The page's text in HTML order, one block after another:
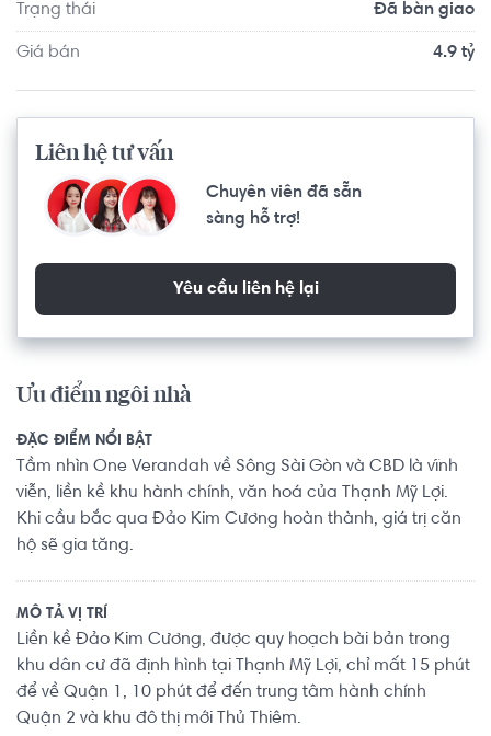
Trạng thái Đã bàn giao
Giá bán 4.9 tỷ
Liên hệ tư vấn
Chuyên viên đã sẵn
sàng hỗ trợ!
Yêu cầu liên hệ lại
Ưu điểm ngôi nhà
ĐẶC ĐIỂM NỔI BẬT
Tầm nhìn One Verandah về Sông Sài Gòn và CBD là vĩnh
viễn, liền kề khu hành chính, văn hoá của Thạnh Mỹ Lợi.
Khi cầu bắc qua Đảo Kim Cương hoàn thành, giá trị căn
hộ sẽ gia tăng.
MÔ TẢ VỊ TRÍ
Liền kề Đảo Kim Cương, được quy hoạch bài bản trong
khu dân cư đã định hình tại Thạnh Mỹ Lợi, chỉ mất 15 phút
để về Quận 1, 10 phút để đến trung tâm hành chính
Quận 2 và khu đô thị mới Thủ Thiêm.